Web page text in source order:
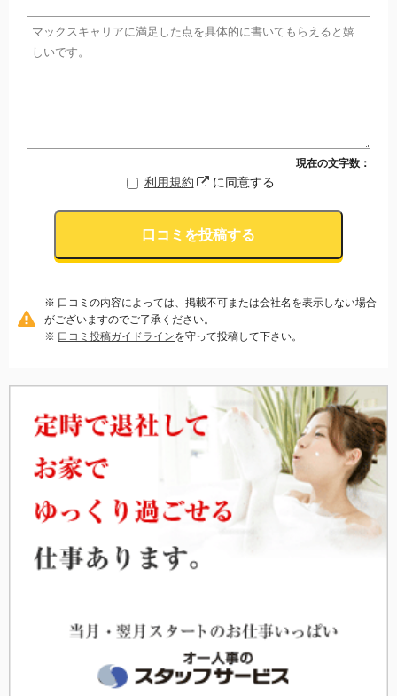
現在の文字数：
利用規約 に同意する
口コミを投稿する
※ 口コミの内容によっては、掲載不可または会社名を表示しない場合
がございますのでご了承ください。
※ 口コミ投稿ガイドラインを守って投稿して下さい。